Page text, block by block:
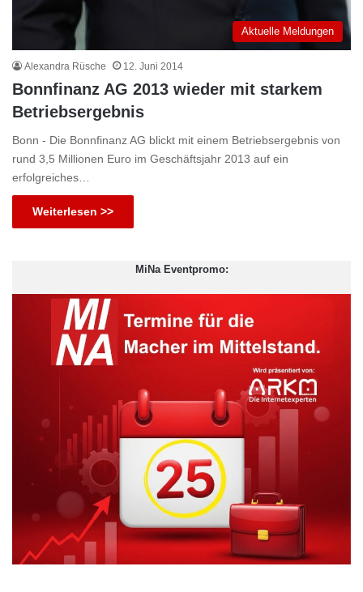
Aktuelle Meldungen
Alexandra Rüsche 12. Juni 2014
Bonnfinanz AG 2013 wieder mit starkem
Betriebsergebnis
Bonn - Die Bonnfinanz AG blickt mit einem Betriebsergebnis von
rund 3,5 Millionen Euro im Geschäftsjahr 2013 auf ein
erfolgreiches…
Weiterlesen >>
MiNa Eventpromo: